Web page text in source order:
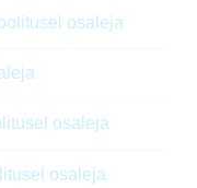
osaleja
osaleja
osaleja